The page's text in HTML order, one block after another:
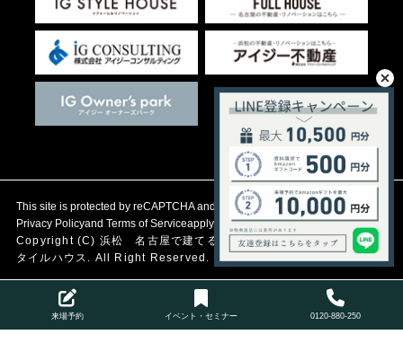
This site is protected by reCAPTCHA and the Google
Privacy Policyand Terms of Serviceapply.
Copyright (C) 浜松 名古屋で建てる自然素材の注文住宅アイジース
タイルハウス. All Right Reserved.
来場予約 イベント・セミナー 0120-880-250